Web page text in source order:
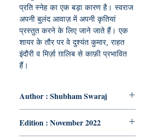
प्रति स्नेह का एक बड़ा कारण है। स्वराज
अपनी बुलंद आवाज़ में अपनी कृतियां
प्रस्तुत करने के लिए जाने जाते हैं। एक
शायर के तौर पर वे दुश्यंत कुमार, राहत
इंदौरी व मिर्ज़ा ग़ालिब से काफ़ी प्रभावित
हैं।
Author : Shubham Swaraj
Edition : November 2022